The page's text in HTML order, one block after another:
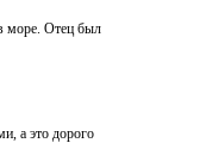
море. Отец был
а это дорого